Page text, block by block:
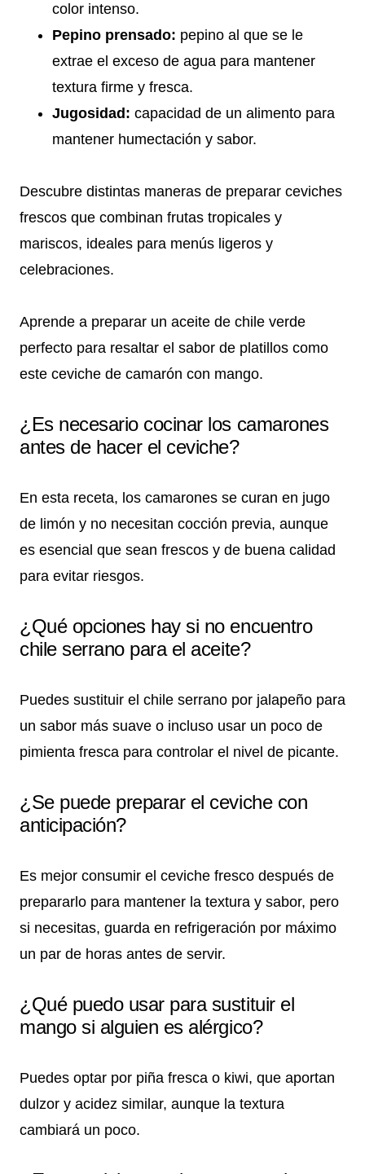
color intenso.
Pepino prensado: pepino al que se le
extrae el exceso de agua para mantener
textura firme y fresca.
Jugosidad: capacidad de un alimento para
mantener humectación y sabor.
Descubre distintas maneras de preparar ceviches
frescos que combinan frutas tropicales y
mariscos, ideales para menús ligeros y
celebraciones.
Aprende a preparar un aceite de chile verde
perfecto para resaltar el sabor de platillos como
este ceviche de camarón con mango.
¿Es necesario cocinar los camarones
antes de hacer el ceviche?
En esta receta, los camarones se curan en jugo
de limón y no necesitan cocción previa, aunque
es esencial que sean frescos y de buena calidad
para evitar riesgos.
¿Qué opciones hay si no encuentro
chile serrano para el aceite?
Puedes sustituir el chile serrano por jalapeño para
un sabor más suave o incluso usar un poco de
pimienta fresca para controlar el nivel de picante.
¿Se puede preparar el ceviche con
anticipación?
Es mejor consumir el ceviche fresco después de
prepararlo para mantener la textura y sabor, pero
si necesitas, guarda en refrigeración por máximo
un par de horas antes de servir.
¿Qué puedo usar para sustituir el
mango si alguien es alérgico?
Puedes optar por piña fresca o kiwi, que aportan
dulzor y acidez similar, aunque la textura
cambiará un poco.